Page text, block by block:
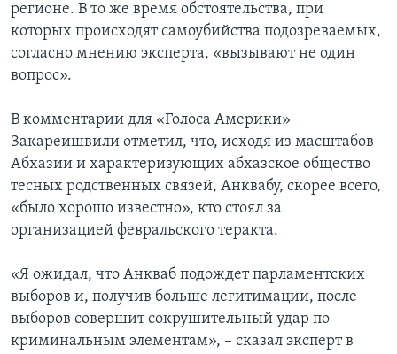
регионе. В то же время обстоятельства, при
которых происходят самоубийства подозреваемых,
согласно мнению эксперта, «вызывают не один
вопрос».
В комментарии для «Голоса Америки»
Закареишвили отметил, что, исходя из масштабов
Абхазии и характеризующих абхазское общество
тесных родственных связей, Анквабу, скорее всего,
«было хорошо известно», кто стоял за
организацией февральского теракта.
«Я ожидал, что Анкваб подождет парламентских
выборов и, получив больше легитимации, после
выборов совершит сокрушительный удар по
криминальным элементам», – сказал эксперт в